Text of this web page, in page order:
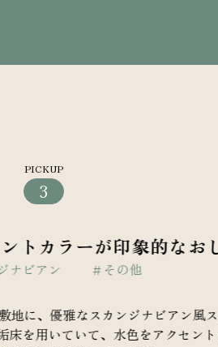
が印象的なおしゃれハ
＃その他
スカンジナビアン風スタイルの外
て、水色をアクセントカラーとし
3